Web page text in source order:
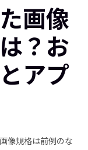
画像
？お
アプ
像規格は前例のな